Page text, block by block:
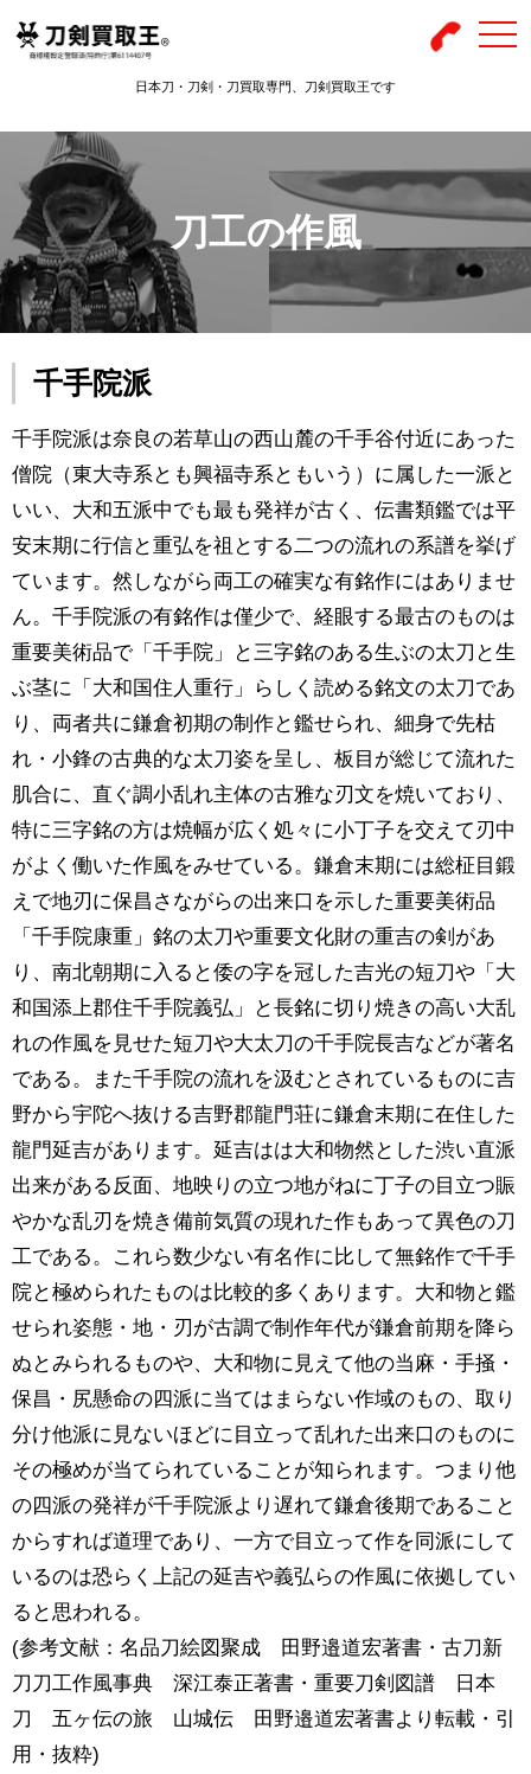
日本刀・刀剣・刀買取専門、刀剣買取王です
刀工の作風
千手院派
千手院派は奈良の若草山の西山麓の千手谷付近にあった
僧院（東大寺系とも興福寺系ともいう）に属した一派と
いい、大和五派中でも最も発祥が古く、伝書類鑑では平
安末期に行信と重弘を祖とする二つの流れの系譜を挙げ
ています。然しながら両工の確実な有銘作にはありませ
ん。千手院派の有銘作は僅少で、経眼する最古のものは
重要美術品で「千手院」と三字銘のある生ぶの太刀と生
ぶ茎に「大和国住人重行」らしく読める銘文の太刀であ
り、両者共に鎌倉初期の制作と鑑せられ、細身で先枯
れ・小鋒の古典的な太刀姿を呈し、板目が総じて流れた
肌合に、直ぐ調小乱れ主体の古雅な刃文を焼いており、
特に三字銘の方は焼幅が広く処々に小丁子を交えて刃中
がよく働いた作風をみせている。鎌倉末期には総柾目鍛
えで地刃に保昌さながらの出来口を示した重要美術品
「千手院康重」銘の太刀や重要文化財の重吉の剣があ
り、南北朝期に入ると倭の字を冠した吉光の短刀や「大
和国添上郡住千手院義弘」と長銘に切り焼きの高い大乱
れの作風を見せた短刀や大太刀の千手院長吉などが著名
である。また千手院の流れを汲むとされているものに吉
野から宇陀へ抜ける吉野郡龍門荘に鎌倉末期に在住した
龍門延吉があります。延吉はは大和物然とした渋い直派
出来がある反面、地映りの立つ地がねに丁子の目立つ賑
やかな乱刃を焼き備前気質の現れた作もあって異色の刀
工である。これら数少ない有名作に比して無銘作で千手
院と極められたものは比較的多くあります。大和物と鑑
せられ姿態・地・刃が古調で制作年代が鎌倉前期を降ら
ぬとみられるものや、大和物に見えて他の当麻・手掻・
保昌・尻懸命の四派に当てはまらない作域のもの、取り
分け他派に見ないほどに目立って乱れた出来口のものに
その極めが当てられていることが知られます。つまり他
の四派の発祥が千手院派より遅れて鎌倉後期であること
からすれば道理であり、一方で目立って作を同派にして
いるのは恐らく上記の延吉や義弘らの作風に依拠してい
ると思われる。
(参考文献：名品刀絵図聚成 田野邉道宏著書・古刀新
刀刀工作風事典 深江泰正著書・重要刀剣図譜 日本
刀 五ヶ伝の旅 山城伝 田野邉道宏著書より転載・引
用・抜粋)